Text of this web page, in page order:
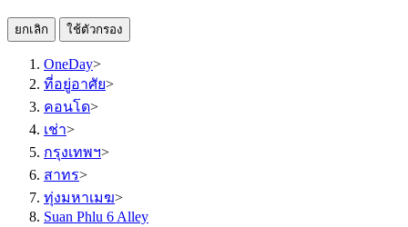
ยกเลิก ใช้ตัวกรอง
OneDay>
ที่อยู่อาศัย>
คอนโด>
เช่า>
กรุงเทพฯ>
สาทร>
ทุ่งมหาเมฆ>
Suan Phlu 6 Alley